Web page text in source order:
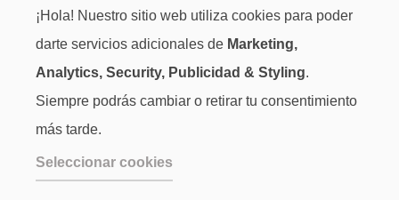
Normas generales
¡Hola! Nuestro sitio web utiliza cookies para poder
darte servicios adicionales de Marketing,
Analytics, Security, Publicidad & Styling.
Siempre podrás cambiar o retirar tu consentimiento
más tarde.
Seleccionar cookies